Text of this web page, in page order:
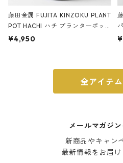
藤田金属 FUJITA KINZOKU PLANT
POT HACHI ハチ プランターポッ
ト 3号 ブラック
¥4,950
全アイテ
メールマガジ
新商品やキャン
最新情報をお届け